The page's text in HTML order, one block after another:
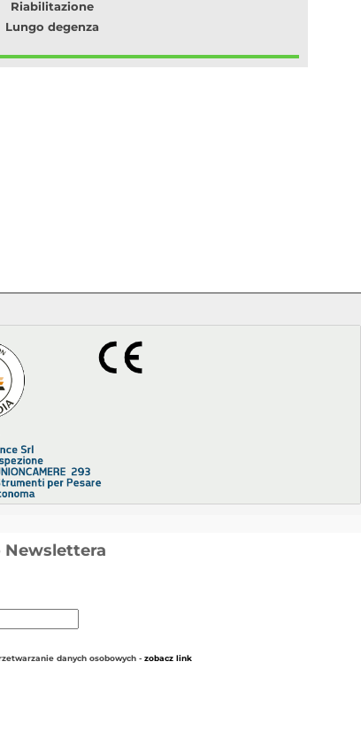
Riabilitazione
Lungo degenza
Newslettera
danych osobowych - zobacz link